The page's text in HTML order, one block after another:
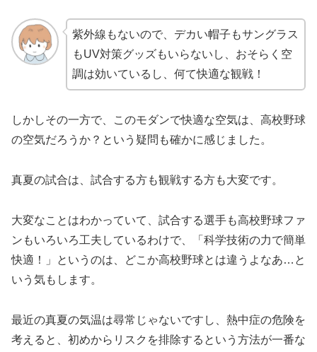
紫外線もないので、デカい帽子もサングラス
もUV対策グッズもいらないし、おそらく空
調は効いているし、何て快適な観戦！
しかしその一方で、このモダンで快適な空気は、高校野球
の空気だろうか？という疑問も確かに感じました。
真夏の試合は、試合する方も観戦する方も大変です。
大変なことはわかっていて、試合する選手も高校野球ファ
ンもいろいろ工夫しているわけで、「科学技術の力で簡単
快適！」というのは、どこか高校野球とは違うよなあ…と
いう気もします。
最近の真夏の気温は尋常じゃないですし、熱中症の危険を
考えると、初めからリスクを排除するという方法が一番な